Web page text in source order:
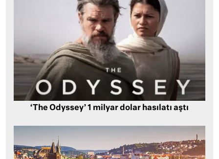
‘The Odyssey’ 1 milyar dolar hasılatı aştı